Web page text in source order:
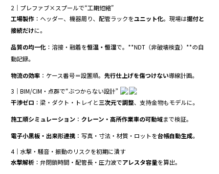
2｜プレファブ×スプールで“工期短縮”
工場製作 ：ヘッダー、機器周り、配管ラックをユニット化。現場は据付と
接続だけに。
品質の均一化 ：溶接・融着を恒温・恒湿で。**NDT（非破壊検査）**の自
動記録。
物流の効率 ：ケース番号＝設置順。先行仕上げを傷つけない導線計画。
3｜BIM/CIM・点群で“ぶつからない設計”
干渉ゼロ ：梁・ダクト・トレイと三次元で調整、支持金物もモデルに。
施工順シミュレーション ： クレーン・高所作業車の可動域まで検証。
電子小黒板・出来形連携 ：写真・寸法・材質・ロットを台帳自動生成。
4｜水撃・騒音・振動のリスクを初期に潰す
水撃解析 ：弁閉鎖時間・配管長・圧力波でアレスタ容量を算出。